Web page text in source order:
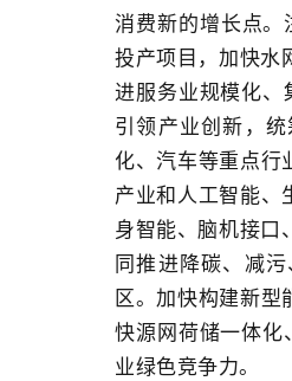
消费新的增长点
投产项目，加快水
进服务业规模化、
引领产业创新，
化、汽车等重点行
产业和人工智能、
身智能、脑机接口
同推进降碳、减
区。加快构建新型
快源网荷储一体化
业绿色竞争力。